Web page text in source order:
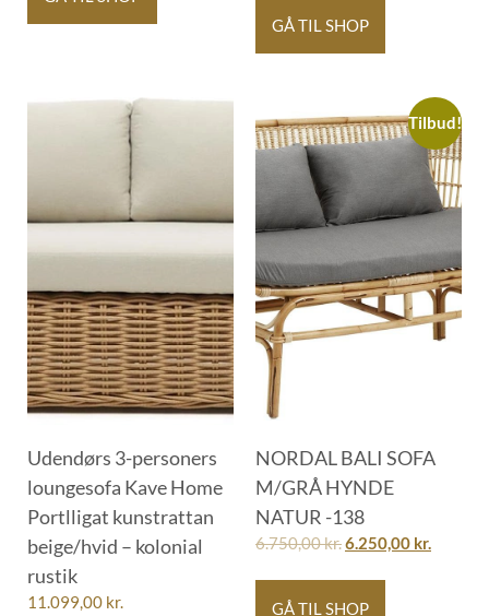
GÅ TIL SHOP
Udendørs 3-personers
loungesofa Kave Home
Portlligat kunstrattan
beige/hvid – kolonial
rustik
11.099,00 kr.
Tilbud!
NORDAL BALI SOFA
M/GRÅ HYNDE
NATUR -138
6.750,00kr.6.250,00 kr.
GÅ TIL SHOP